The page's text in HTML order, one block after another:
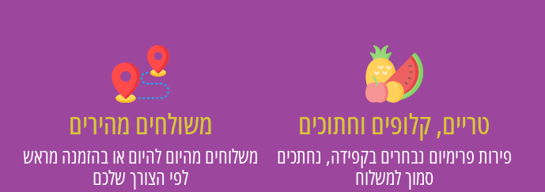
טריים, קלופים וחתוכים
פירות פרימיום נבחרים בקפידה, נחתכים
סמוך למשלוח
משולחים מהירים
משלוחים מהיום להיום או בהזמנה מראש
לפי הצורך שלכם